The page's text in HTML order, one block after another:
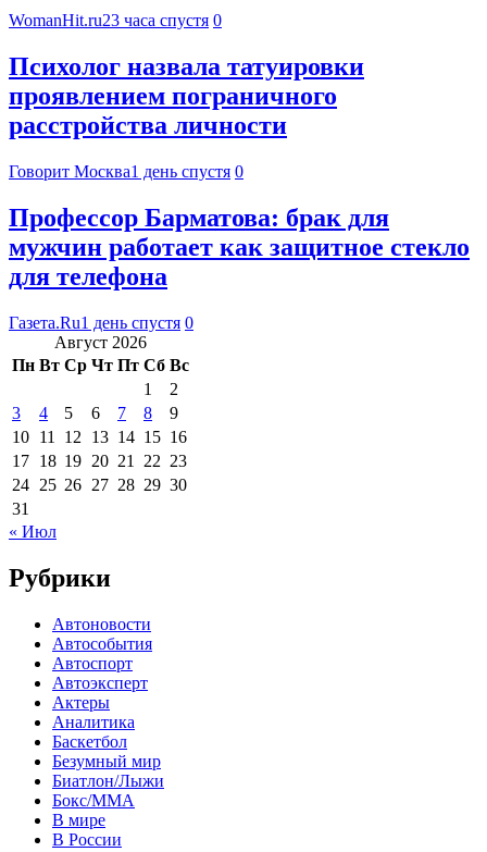
WomanHit.ru23 часа спустя 0
Психолог назвала татуировки
проявлением пограничного
расстройства личности
Говорит Москва1 день спустя 0
Профессор Барматова: брак для
мужчин работает как защитное стекло
для телефона
Газета.Ru1 день спустя 0
Август 2026
Пн Вт Ср Чт Пт Сб Вс
1
2
3
4 5 6 7 8
9
10 11 12 13 14 15 16
17 18 19 20 21 22 23
24 25 26 27 28 29 30
31
« Июл
Рубрики
Автоновости
Автособытия
Автоспорт
Автоэксперт
Актеры
Аналитика
Баскетбол
Безумный мир
Биатлон/Лыжи
Бокс/MMA
В мире
В России